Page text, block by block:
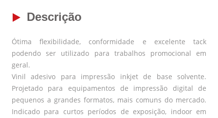
Descrição
Ótima flexibilidade, conformidade e excelente tack
podendo ser utilizado para trabalhos promocional em
geral.
Vinil adesivo para impressão inkjet de base solvente.
Projetado para equipamentos de impressão digital de
pequenos a grandes formatos, mais comuns do mercado.
Indicado para curtos períodos de exposição, indoor em